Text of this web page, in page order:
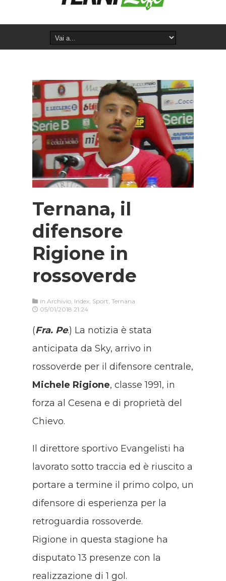
Ternana, il
difensore
Rigione in
rossoverde
in Archivio, Index, Sport, Ternana
05/01/2018 21:24
(Fra. Pe.) La notizia è stata
anticipata da Sky, arrivo in
rossoverde per il difensore centrale,
Michele Rigione, classe 1991, in
forza al Cesena e di proprietà del
Chievo.
Il direttore sportivo Evangelisti ha
lavorato sotto traccia ed è riuscito a
portare a termine il primo colpo, un
difensore di esperienza per la
retroguardia rossoverde.
Rigione in questa stagione ha
disputato 13 presenze con la
realizzazione di 1 gol.